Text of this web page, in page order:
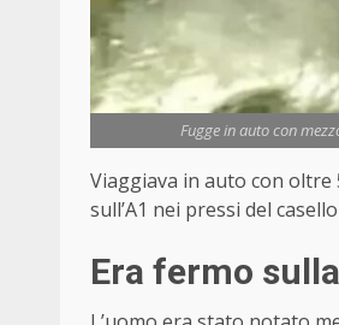
Fugge in auto con
Viaggiava in auto con oltre
sull’A1 nei pressi del
Era fermo